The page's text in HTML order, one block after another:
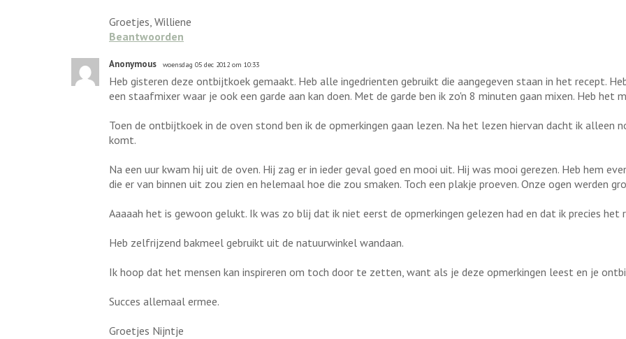
Groetjes, Williene
Beantwoorden
Anonymous woensdag 05 dec 2012 om 10:33
Heb gisteren deze ontbijtkoek gemaakt. Heb alle ingedrienten gebruikt die aangegeven staan in het recept.
een staafmixer waar je ook een garde aan kan doen. Met de garde ben ik zo'n 8 minuten gaan mixen. Heb het
Toen de ontbijtkoek in de oven stond ben ik de opmerkingen gaan lezen. Na het lezen hiervan dacht ik alleen
komt.
Na een uur kwam hij uit de oven. Hij zag er in ieder geval goed en mooi uit. Hij was mooi gerezen. Heb hem
die er van binnen uit zou zien en helemaal hoe die zou smaken. Toch een plakje proeven. Onze ogen werden
Aaaaah het is gewoon gelukt. Ik was zo blij dat ik niet eerst de opmerkingen gelezen had en dat ik precies het
Heb zelfrijzend bakmeel gebruikt uit de natuurwinkel wandaan.
Ik hoop dat het mensen kan inspireren om toch door te zetten, want als je deze opmerkingen leest en je
Succes allemaal ermee.
Groetjes Nijntje